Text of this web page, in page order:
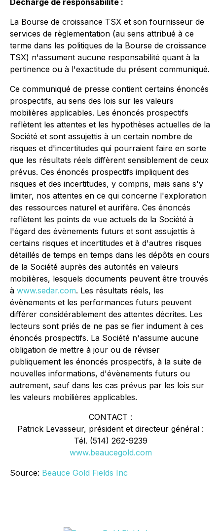
Décharge de responsabilité :
La Bourse de croissance TSX et son fournisseur de
services de règlementation (au sens attribué à ce
terme dans les politiques de la Bourse de croissance
TSX) n'assument aucune responsabilité quant à la
pertinence ou à l'exactitude du présent communiqué.
Ce communiqué de presse contient certains énoncés
prospectifs, au sens des lois sur les valeurs
mobilières applicables. Les énoncés prospectifs
reflètent les attentes et les hypothèses actuelles de la
Société et sont assujettis à un certain nombre de
risques et d'incertitudes qui pourraient faire en sorte
que les résultats réels diffèrent sensiblement de ceux
prévus. Ces énoncés prospectifs impliquent des
risques et des incertitudes, y compris, mais sans s'y
limiter, nos attentes en ce qui concerne l'exploration
des ressources naturel et aurifère. Ces énoncés
reflètent les points de vue actuels de la Société à
l'égard des évènements futurs et sont assujettis à
certains risques et incertitudes et à d'autres risques
détaillés de temps en temps dans les dépôts en cours
de la Société auprès des autorités en valeurs
mobilières, lesquels documents peuvent être trouvés
à www.sedar.com. Les résultats réels, les
évènements et les performances futurs peuvent
différer considérablement des attentes décrites. Les
lecteurs sont priés de ne pas se fier indument à ces
énoncés prospectifs. La Société n'assume aucune
obligation de mettre à jour ou de réviser
publiquement les énoncés prospectifs, à la suite de
nouvelles informations, d'évènements futurs ou
autrement, sauf dans les cas prévus par les lois sur
les valeurs mobilières applicables.
CONTACT :
Patrick Levasseur, président et directeur général :
Tél. (514) 262-9239
www.beaucegold.com
Source: Beauce Gold Fields Inc